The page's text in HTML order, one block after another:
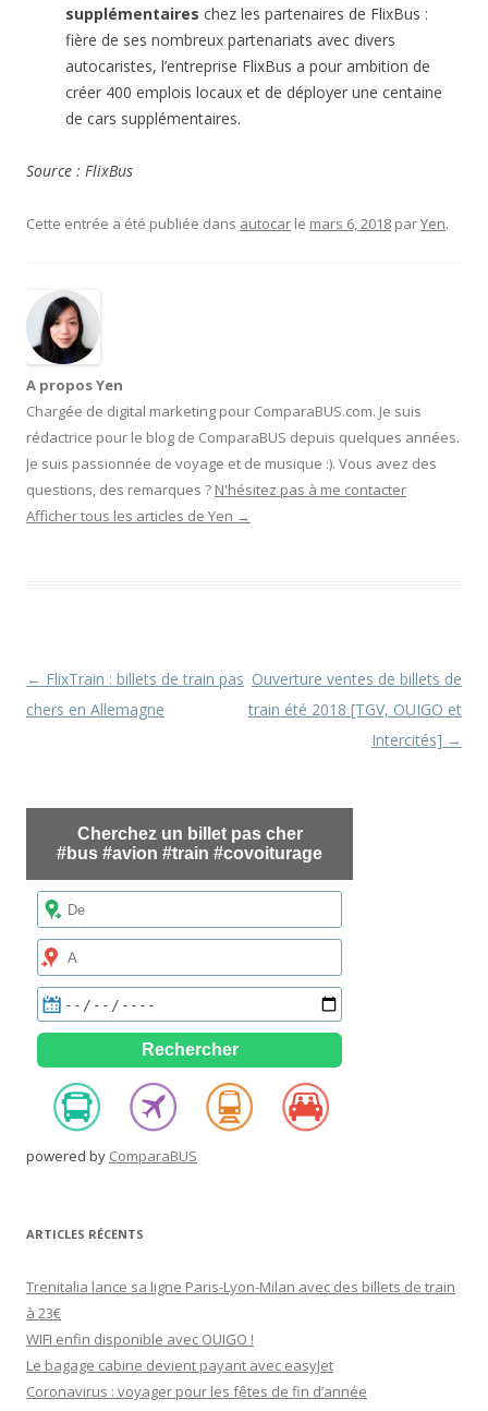
supplémentaires chez les partenaires de FlixBus :
fière de ses nombreux partenariats avec divers
autocaristes, l’entreprise FlixBus a pour ambition de
créer 400 emplois locaux et de déployer une centaine
de cars supplémentaires.
Source : FlixBus
Cette entrée a été publiée dans autocar le mars 6, 2018 parYen.
A propos Yen
Chargée de digital marketing pour ComparaBUS.com. Je suis
rédactrice pour le blog de ComparaBUS depuis quelques années.
Je suis passionnée de voyage et de musique :). Vous avez des
questions, des remarques ? N'hésitez pas à me contacter
Afficher tous les articles de Yen →
Navigation
des
← FlixTrain : billets de train pas
chers en Allemagne
Ouverture ventes de billets de
train été 2018 [TGV, OUIGO et
Intercités] →
powered by ComparaBUS
ARTICLES RÉCENTS
Trenitalia lance sa ligne Paris-Lyon-Milan avec des billets de train
à 23€
WIFI enfin disponible avec OUIGO !
Le bagage cabine devient payant avec easyJet
Coronavirus : voyager pour les fêtes de fin d’année